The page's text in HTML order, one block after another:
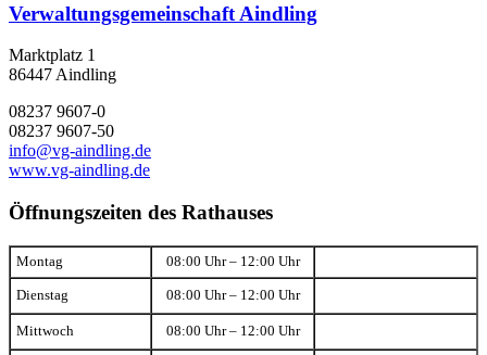
Verwaltungsgemeinschaft Aindling
Marktplatz 1
86447 Aindling
08237 9607-0
08237 9607-50
info@vg-aindling.de
www.vg-aindling.de
Öffnungszeiten des Rathauses
Montag 08:00 Uhr – 12:00 Uhr
Dienstag 08:00 Uhr – 12:00 Uhr
Mittwoch 08:00 Uhr – 12:00 Uhr